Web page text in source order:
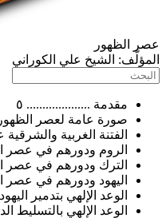
الشيخ علي الكوراني
مقدمة .................... ٥
صورة عامة لعصر الظهور
الفتنة الغربية والشرقية على
الروم ودورهم في عصر الظهور
الترك ودورهم في عصر الظهور
اليهود ودورهم في عصر الظهور
الوعد الإلهي بتدمير اليهود
الوعد الإلهي بالتسليط الدائم